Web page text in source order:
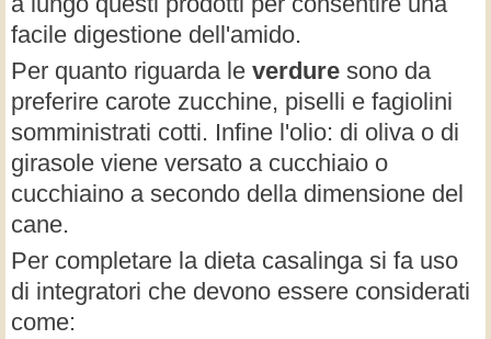
facile digestione dell'amido.
Per quanto riguarda le verdure sono da
preferire carote zucchine, piselli e fagiolini
somministrati cotti. Infine l'olio: di oliva o di
girasole viene versato a cucchiaio o
cucchiaino a secondo della dimensione del
cane.
Per completare la dieta casalinga si fa uso
di integratori che devono essere considerati
come: